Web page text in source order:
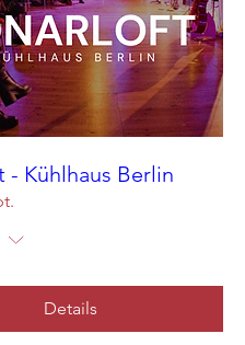
- Kühlhaus Berlin
Details